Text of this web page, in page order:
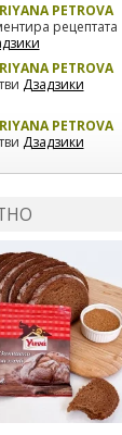
PETROVA
рецептата
PETROVA
Дзадзики
PETROVA
Дзадзики
Свински
с печени